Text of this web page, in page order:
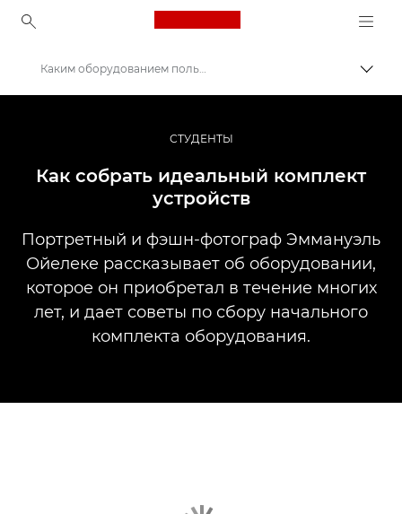
Canon Logo, back to
Профессиональная фото- и видеосъемка
Истории
Каким оборудованием пользуются профессионалы?
СТУДЕНТЫ
Как собрать идеальный комплект
устройств
Портретный и фэшн-фотограф Эммануэль
Ойелеке рассказывает об оборудовании,
которое он приобретал в течение многих
лет, и дает советы по сбору начального
комплекта оборудования.